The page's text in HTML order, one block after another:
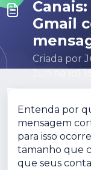
Gmail
Criada por
Entenda por
mensagem
para isso
tamanho que
que seus